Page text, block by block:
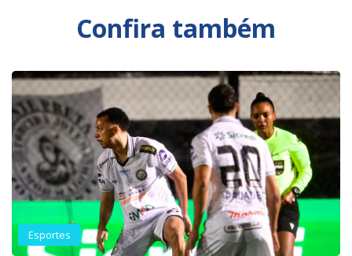
Confira também
Esportes